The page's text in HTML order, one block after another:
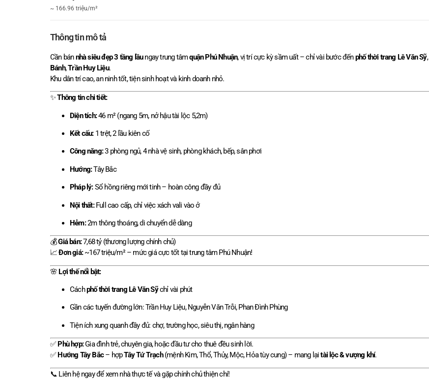
~ 166.96 triệu/m²
Thông tin mô tả
Cần bánnhà siêu đẹp 3 tầng lầungay trung tâmquận Phú Nhuận, vị trí cực kỳ sầm uất – chỉ vài bước đếnphố thời trang Lê Văn Sỹ,
Bánh,Trần Huy Liệu.
Khu dân trí cao, an ninh tốt, tiện sinh hoạt và kinh doanh nhỏ.
✨Thông tin chi tiết:
Diện tích:46 m² (ngang 5m, nở hậu tài lộc 5,2m)
Kết cấu:1 trệt, 2 lầu kiên cố
Công năng:3 phòng ngủ, 4 nhà vệ sinh, phòng khách, bếp, sân phơi
Hướng:Tây Bắc
Pháp lý:Sổ hồng riêng mới tinh – hoàn công đầy đủ
Nội thất:Full cao cấp, chỉ việc xách vali vào ở
Hẻm:2m thông thoáng, di chuyển dễ dàng
💰Giá bán:7,68 tỷ (thương lượng chính chủ)
📈Đơn giá:~167 triệu/m² – mức giá cực tốt tại trung tâm Phú Nhuận!
🌸 Lợi thế nổi bật:
Cáchphố thời trang Lê Văn Sỹchỉ vài phút
Gần các tuyến đường lớn: Trần Huy Liệu, Nguyễn Văn Trỗi, Phan Đình Phùng
Tiện ích xung quanh đầy đủ: chợ, trường học, siêu thị, ngân hàng
✅Phù hợp:Gia đình trẻ, chuyên gia, hoặc đầu tư cho thuê đều sinh lời.
✅Hướng Tây Bắc– hợpTây Tứ Trạch(mệnh Kim, Thổ, Thủy, Mộc, Hỏa tùy cung) – mang lạitài lộc & vượng khí.
📞 Liên hệ ngay để xem nhà thực tế và gặp chính chủ thiện chí!